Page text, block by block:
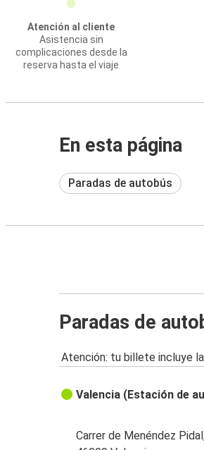
Atención al cliente
Asistencia sin
complicaciones desde la
reserva hasta el viaje
En esta página
Paradas de autobús
Paradas de
Atención: tu billete incluye
Valencia (Estación de
Carrer de Menéndez